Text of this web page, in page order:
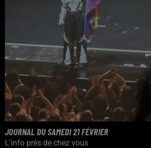
JOURNAL DU SAMEDI 21 FÉVRIER
L'info près de chez vous